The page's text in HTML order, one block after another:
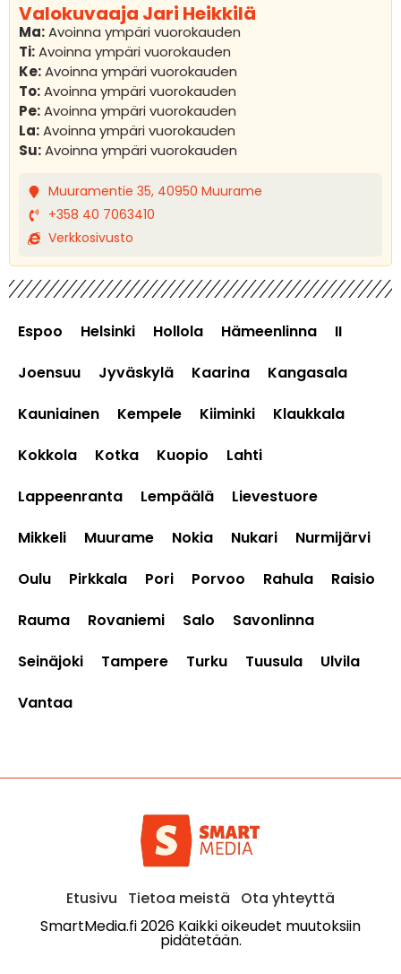
Valokuvaaja Jari Heikkilä
Ma:Avoinna ympäri vuorokauden
Ti:Avoinna ympäri vuorokauden
Ke:Avoinna ympäri vuorokauden
To:Avoinna ympäri vuorokauden
Pe:Avoinna ympäri vuorokauden
La:Avoinna ympäri vuorokauden
Su:Avoinna ympäri vuorokauden
Muuramentie 35, 40950 Muurame
+358 40 7063410
Verkkosivusto
Espoo Helsinki Hollola Hämeenlinna
II
Joensuu
Jyväskylä Kaarina
Kangasala
Kauniainen
Kempele Kiiminki
Klaukkala
Kokkola
Kotka Kuopio
Lahti
Lappeenranta
Lempäälä
Lievestuore
Mikkeli
Muurame Nokia Nukari
Nurmijärvi
Oulu
Pirkkala Pori Porvoo Rahula
Raisio
Rauma
Rovaniemi Salo
Savonlinna
Seinäjoki
Tampere Turku Tuusula
Ulvila
Vantaa
Etusivu Tietoa meistä
Ota yhteyttä
SmartMedia.fi 2026 Kaikki oikeudet muutoksiin
pidätetään.​